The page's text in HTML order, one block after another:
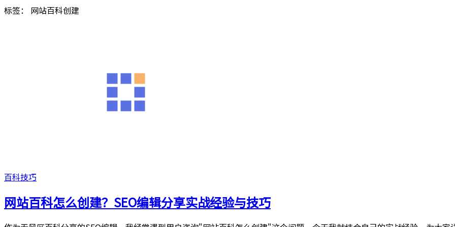
标签： 网站百科创建
百科技巧
网站百科怎么创建？SEO编辑分享实战经验与技巧